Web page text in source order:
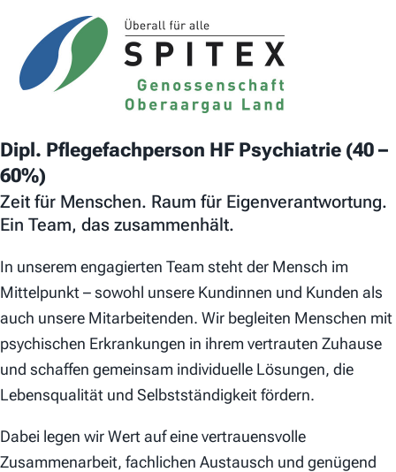
Dipl. Pflegefachperson HF Psychiatrie (40 –
60%)
Zeit für Menschen. Raum für Eigenverantwortung.
Ein Team, das zusammenhält.
In unserem engagierten Team steht der Mensch im
Mittelpunkt – sowohl unsere Kundinnen und Kunden als
auch unsere Mitarbeitenden. Wir begleiten Menschen mit
psychischen Erkrankungen in ihrem vertrauten Zuhause
und schaffen gemeinsam individuelle Lösungen, die
Lebensqualität und Selbstständigkeit fördern.
Dabei legen wir Wert auf eine vertrauensvolle
Zusammenarbeit, fachlichen Austausch und genügend